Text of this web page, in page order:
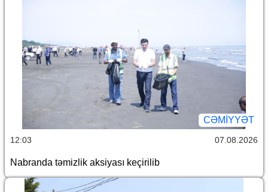
CƏMİYYƏT
12:03 07.08.2026
Nabranda təmizlik aksiyası keçirilib